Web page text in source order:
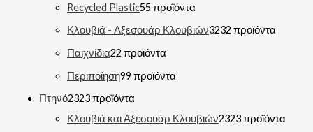
Recycled Plastic55 προϊόντα
Κλουβιά - Αξεσουάρ Κλουβιών3232 προϊόντα
Παιχνίδια22 προϊόντα
Περιποίηση99 προϊόντα
Πτηνό2323 προϊόντα
Κλουβιά και Αξεσουάρ Κλουβιών2323 προϊόντα